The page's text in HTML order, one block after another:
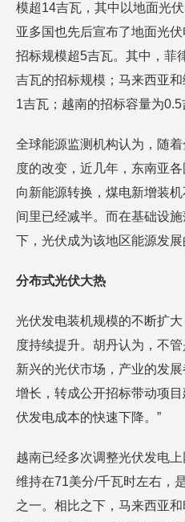
模超14吉瓦，其中以地面光
亚多国也先后宣布了地面光
招标规模超5吉瓦。其中，菲
吉瓦的招标规模；马来西亚
1吉瓦；越南的招标容量为0.5
全球能源监测机构认为，随
度的改变，近几年，东南亚
向新能源转换，煤电新增装
间里已经减半。而在基础设
下，光伏成为该地区能源发展
分布式光伏大热
光伏发电装机规模的不断扩
度持续提升。胡丹认为，不
新兴的光伏市场，产业的发
增长，转成公开招标带动项
伏发电成本的快速下降。”
越南已经多次调整光伏发电
维持在71美分/千瓦时左右，
之一。相比之下，马来西亚